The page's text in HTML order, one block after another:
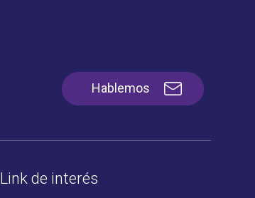
Hablemos
Link de interés